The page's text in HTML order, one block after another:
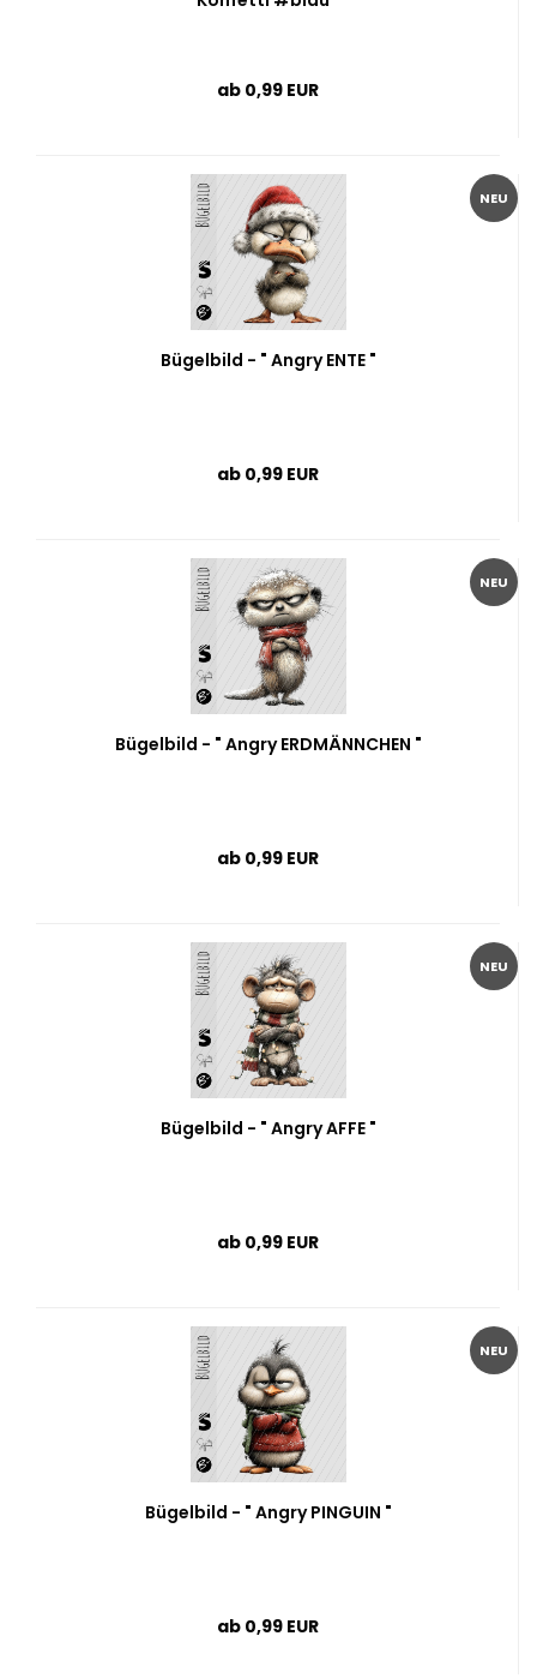
ab 0,99 EUR
NEU
Bügelbild - " Angry ENTE "
ab 0,99 EUR
NEU
Bügelbild - " Angry ERDMÄNNCHEN "
ab 0,99 EUR
NEU
Bügelbild - " Angry AFFE "
ab 0,99 EUR
NEU
Bügelbild - " Angry PINGUIN "
ab 0,99 EUR